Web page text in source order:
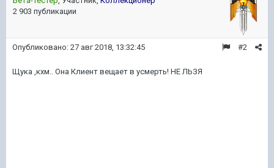
2 903 публикации
#2
Опубликовано: 27 авг 2018, 13:32:45
Щука ,кхм.. Она Клиент вещает в усмерть! НЕ ЛЬЗЯ